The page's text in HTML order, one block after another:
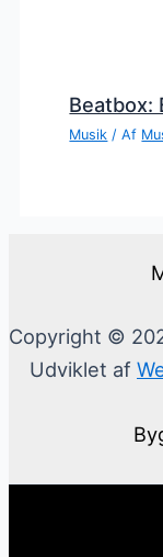
Beatbox:
Musik / Af
Copyright ©
Udviklet af